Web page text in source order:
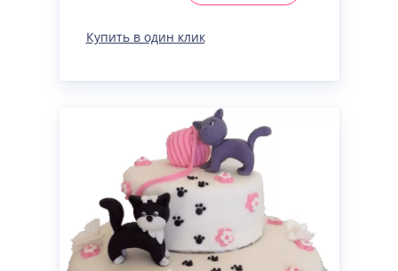
Купить в один клик